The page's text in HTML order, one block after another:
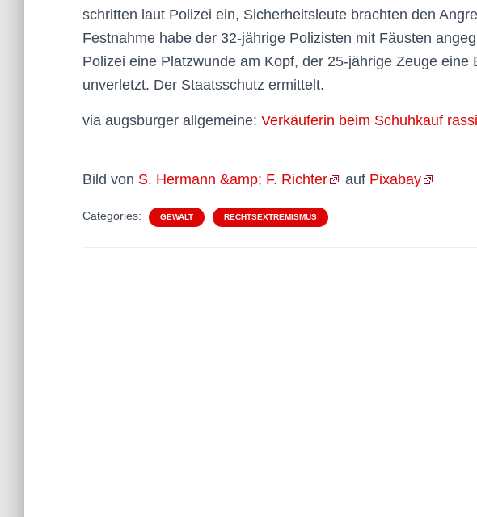
schritten laut Polizei ein, Sicherheitsleute brachten den
Festnahme habe der 32-jährige Polizisten mit Fäusten
Polizei eine Platzwunde am Kopf, der 25-jährige Zeuge eine
unverletzt. Der Staatsschutz ermittelt.
via augsburger allgemeine: Verkäuferin beim Schuhkauf
Bild von S. Hermann &amp; F. Richter auf Pixabay
Categories: GEWALT RECHTSEXTREMISMUS